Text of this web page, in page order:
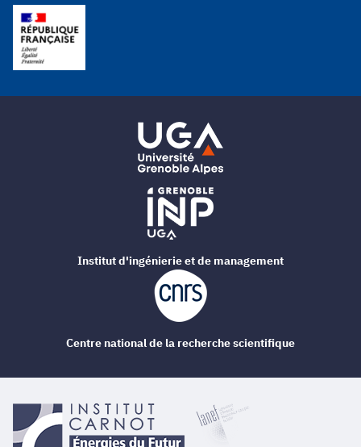
Institut d'ingénierie et de management
Centre national de la recherche scientifique